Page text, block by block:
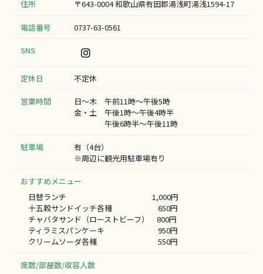
住所 〒643-0004 和歌山県有田郡湯浅町湯浅1594-17
電話番号 0737-63-0561
SNS
定休日 不定休
営業時間
日～木 午前11時～午後5時
金・土 午後1時～午後4時半
午後6時半～午後11時
駐車場
有（4台）
※周辺に観光用駐車場有り
おすすめメニュー
日替ランチ 1,000円
十五穀サンドイッチ各種 650円
チャバタサンド（ローストビーフ） 800円
ティラミスパンケーキ 950円
クリームソーダ各種 550円
席数/部屋数/収容人数